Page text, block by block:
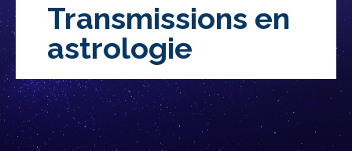
Transmissions en
astrologie